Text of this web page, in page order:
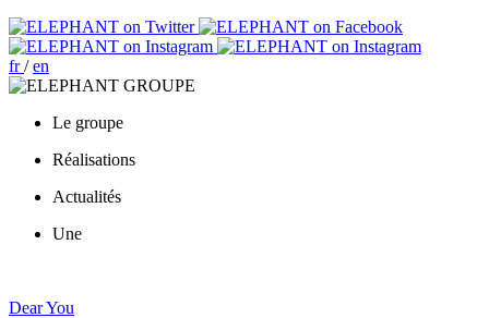
fr/ en
Le groupe
Réalisations
Actualités
Une
Dear You